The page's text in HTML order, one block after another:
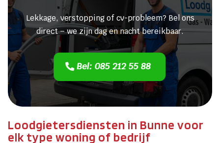
Lekkage, verstopping of cv-probleem? Bel ons
direct – we zijn dag en nacht bereikbaar.
Bel: 085 212 55 88
Loodgietersdiensten in Bunne voor
elk type woning of bedrijf